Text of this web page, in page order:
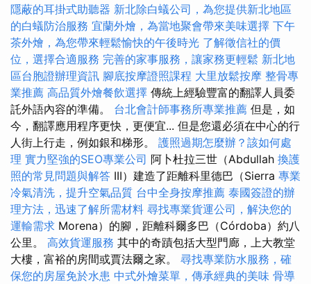
隱蔽的耳掛式助聽器 新北除白蟻公司，為您提供新北地區
的白蟻防治服務 宜蘭外燴，為當地聚會帶來美味選擇 下午
茶外燴，為您帶來輕鬆愉快的午後時光 了解徵信社的價
位，選擇合適服務 完善的家事服務，讓家務更輕鬆 新北地
區台胞證辦理資訊 腳底按摩證照課程 大里放鬆按摩 整骨專
業推薦 高品質外燴餐飲選擇 傳統上經驗豐富的翻譯人員委
託外語內容的準備。 台北會計師事務所專業推薦 但是，如
今，翻譯應用程序更快，更便宜... 但是您還必須在中心的行
人街上行走，例如銀和梯形。 護照過期怎麼辦？該如何處
理 實力堅強的SEO專業公司 阿卜杜拉三世（Abdullah 換護
照的常見問題與解答 III）建造了距離科里德巴（Sierra 專業
冷氣清洗，提升空氣品質 台中全身按摩推薦 泰國簽證的辦
理方法，迅速了解所需材料 尋找專業貨運公司，解決您的
運輸需求 Morena）的腳，距離科爾多巴（Córdoba）約八
公里。 高效貨運服務 其中的奇蹟包括大型門廊，上大教堂
大樓，富裕的房間或賈法爾之家。 尋找專業防水服務，確
保您的房屋免於水患 中式外燴菜單，傳承經典的美味 骨導